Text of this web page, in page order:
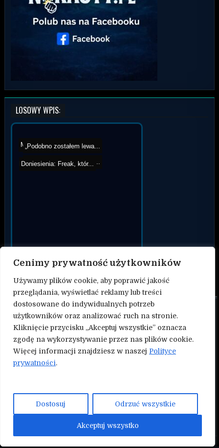
Cenimy prywatność użytkowników
Używamy plików cookie, aby poprawić jakość
przeglądania, wyświetlać reklamy lub treści
dostosowane do indywidualnych potrzeb
użytkowników oraz analizować ruch na stronie.
Kliknięcie przycisku „Akceptuj wszystkie” oznacza
zgodę na wykorzystywanie przez nas plików cookie.
Więcej informacji znajdziesz w naszej Polityce
prywatności.
Dostosuj Odrzuć wszystkie
Akceptuj wszystko
LOSOWY WPIS:
Marek Bujło przegrywa w ...
Paulo Costa jako średni ...
Doniesienia: Freak, któr...
Kontakt
Polityka prywatności